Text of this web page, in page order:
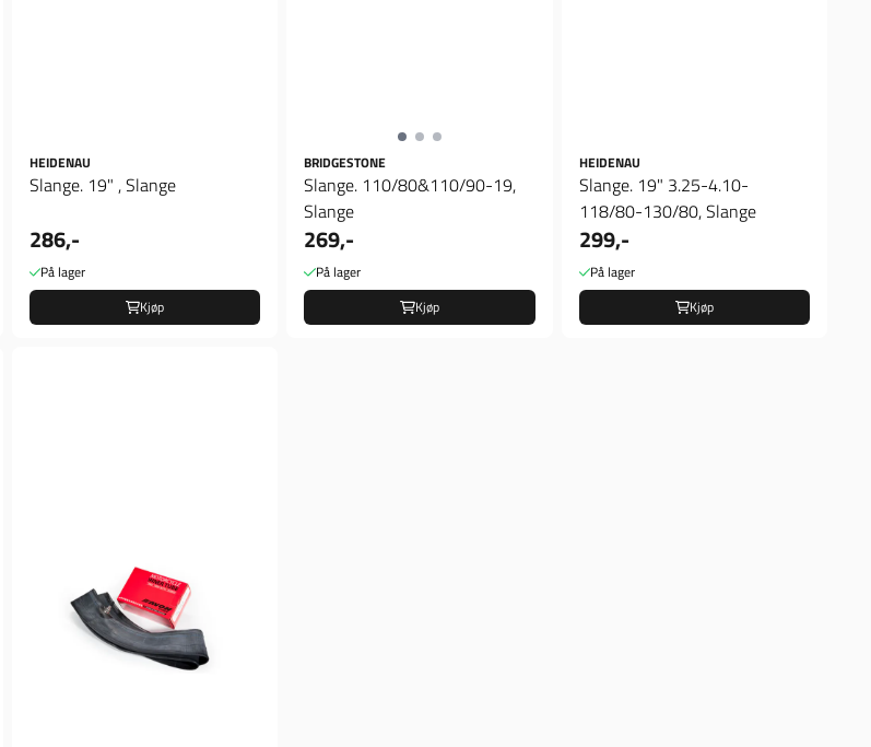
HEIDENAU
Slange. 19" , Slange
286,-
På lager
Kjøp
BRIDGESTONE
Slange. 110/80&110/90-19,
Slange
269,-
På lager
Kjøp
HEIDENAU
Slange. 19" 3.25-4.10-
118/80-130/80, Slange
299,-
På lager
Kjøp